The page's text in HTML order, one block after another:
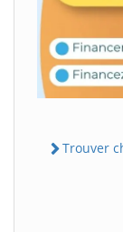
Trouver